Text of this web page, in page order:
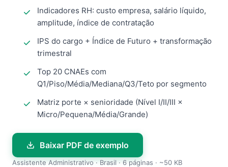
Indicadores RH: custo empresa, salário líquido,
amplitude, índice de contratação
IPS do cargo + Índice de Futuro + transformação
trimestral
Top 20 CNAEs com
Q1/Piso/Média/Mediana/Q3/Teto por segmento
Matriz porte × senioridade (Nível I/II/III ×
Micro/Pequena/Média/Grande)
Baixar PDF de exemplo
Assistente Administrativo · Brasil · 6 páginas · ~50 KB